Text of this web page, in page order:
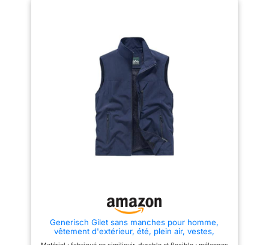
tissu 100 % polyester de haute
qualité, l'effet satiné exquis
crée un bel éclat, doux et lisse,
doux pour la peau, durable,
léger, doux, bien fait, facile à
porter, pas facile à déformer,
plus agréable à porter, plus
confortable et plus à la mode.
LOOK ÉLÉGANT : ce gilet slim
fit pour homme présente une
couleur unie classique, une
coupe classique sans manches,
ou un smoking, vous faisant
HOMME : Ce gilet sans
manches, élégant et tendance,
présente une finition satinée
impeccable, un éclat brillant,
une douceur incomparable au
toucher, une grande durabilité,
une légèreté et une respirabilité
exceptionnelles. Confortable à
porter et indéformable, il vous
offre un confort optimal et une
allure raffinée. 【Style
élégant】Ce gilet slim fit pour
homme arbore une couleur unie
classique, une coupe sans
que ce soit avec une chemise,
smoking. 【Cadeau pour
homme】Ce gilet sans manches
Generisch Gilet sans manches pour homme,
vêtement d'extérieur, été, plein air, vestes,